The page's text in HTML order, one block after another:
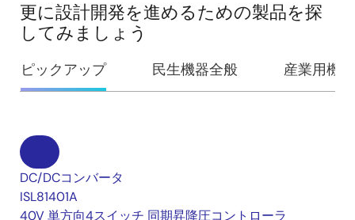
更に設計開発を進めるための製品を探
してみましょう
ピックアップ 民生機器全般 産業用機器
DC/DCコンバータ
ISL81401A
40V 単方向4スイッチ 同期昇降圧コントローラ